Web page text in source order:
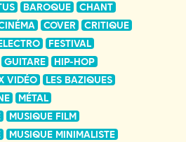
BAROQUE
CHANT
COVER
CRITIQUE
FESTIVAL
GUITARE
HIP-HOP
VIDÉO
LES BAZIQUES
MÉTAL
MUSIQUE FILM
MUSIQUE MINIMALISTE